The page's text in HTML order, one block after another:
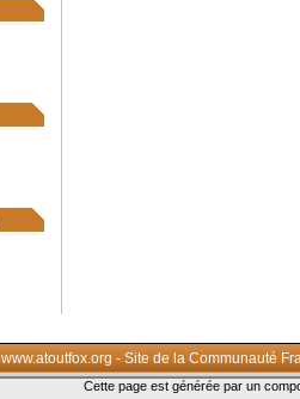
www.atoutfox.org - Site de la Communauté
Cette page est générée par un